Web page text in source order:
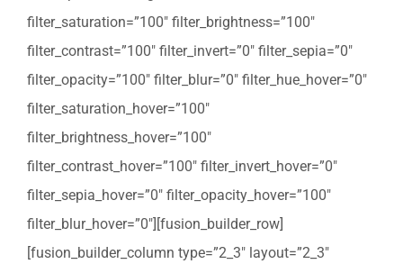
filter_saturation=”100″ filter_brightness=”100″
filter_contrast=”100″ filter_invert=”0″ filter_sepia=”0″
filter_opacity=”100″ filter_blur=”0″ filter_hue_hover=”0″
filter_saturation_hover=”100″
filter_brightness_hover=”100″
filter_contrast_hover=”100″ filter_invert_hover=”0″
filter_sepia_hover=”0″ filter_opacity_hover=”100″
filter_blur_hover=”0″][fusion_builder_row]
[fusion_builder_column type=”2_3″ layout=”2_3″